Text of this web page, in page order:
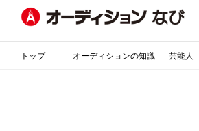
トップ オーディションの知識 芸能人